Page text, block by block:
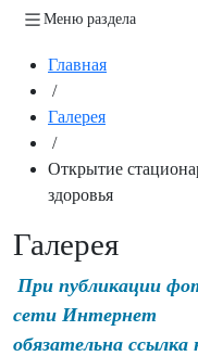
Меню раздела
Главная
/
Галерея
/
Открытие
здоровья
Галерея
При публикации
сети Интернет
обязательна